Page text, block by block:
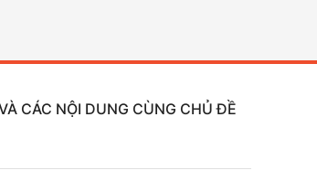
CÁC NỘI DUNG CÙNG CHỦ ĐỀ